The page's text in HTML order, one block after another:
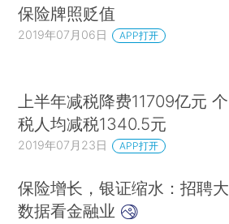
保险牌照贬值
2019年07月06日 APP打开
上半年减税降费11709亿元 个
税人均减税1340.5元
2019年07月23日 APP打开
保险增长，银证缩水：招聘大
数据看金融业